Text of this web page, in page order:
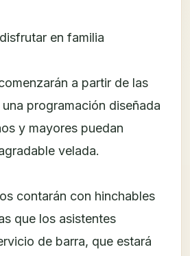
en familia
a partir de las
programación diseñada
y mayores puedan
velada.
contarán con hinchables
que los asistentes
de barra, que estará